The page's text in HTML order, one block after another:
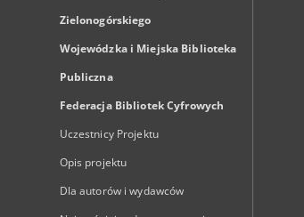
Zielonogórskiego
Wojewódzka i Miejska Biblioteka
Publiczna
Federacja Bibliotek Cyfrowych
Uczestnicy Projektu
Opis projektu
Dla autorów i wydawców